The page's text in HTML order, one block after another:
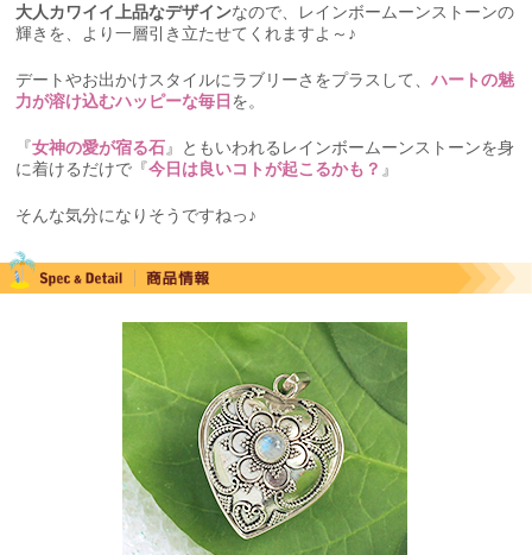
大人カワイイ上品なデザインなので、レインボームーンストーンの
輝きを、より一層引き立たせてくれますよ～♪
デートやお出かけスタイルにラブリーさをプラスして、ハートの魅
力が溶け込むハッピーな毎日を。
『女神の愛が宿る石』ともいわれるレインボームーンストーンを身
に着けるだけで『今日は良いコトが起こるかも？ 』
そんな気分になりそうですねっ♪